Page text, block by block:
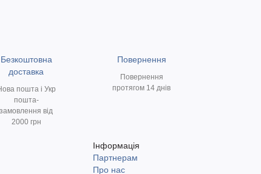
Безкоштовна
доставка
пошта і Укр
пошта-
замовлення від
2000 грн
Повернення
Повернення
протягом 14 днів
Інформація
Партнерам
Про нас